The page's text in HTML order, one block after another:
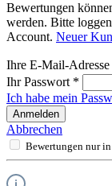
Bewertungen
werden. Bitte
Account. Neuer
Ihre E-Mail-Adresse
Ihr Passwort *
Ich habe mein
Anmelden
Abbrechen
Bewertungen nur